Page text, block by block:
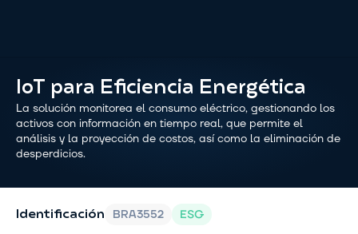
IoT para Eficiencia Energética
La solución monitorea el consumo eléctrico, gestionando los
activos con información en tiempo real, que permite el
análisis y la proyección de costos, así como la eliminación de
desperdicios.
Identificación BRA3552 ESG